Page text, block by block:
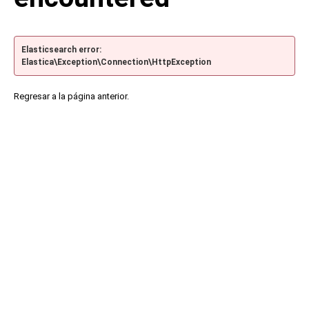
Elasticsearch error:
Elastica\Exception\Connection\HttpException
Regresar a la página anterior.